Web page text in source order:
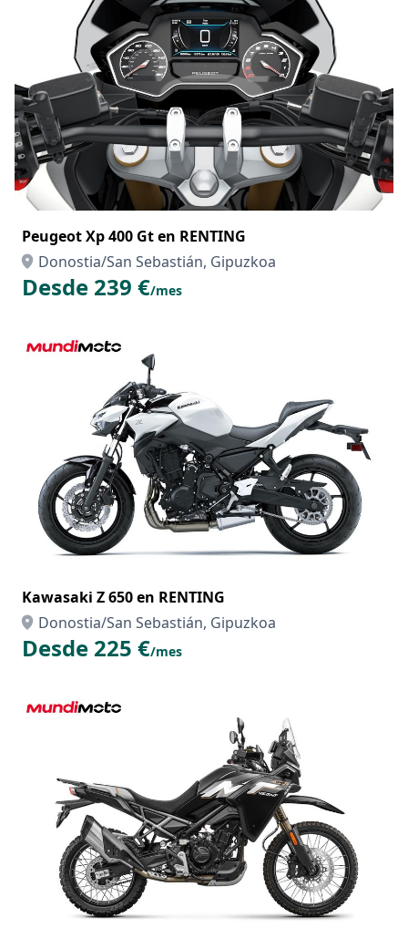
Peugeot Xp 400 Gt en RENTING
Donostia/San Sebastián, Gipuzkoa
Desde 239 €/mes
Kawasaki Z 650 en RENTING
Donostia/San Sebastián, Gipuzkoa
Desde 225 €/mes